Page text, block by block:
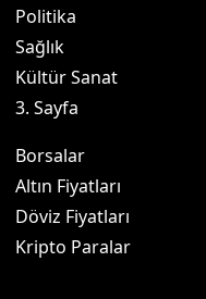
Politika
Sağlık
Kültür Sanat
3. Sayfa
Borsalar
Altın Fiyatları
Döviz Fiyatları
Kripto Paralar